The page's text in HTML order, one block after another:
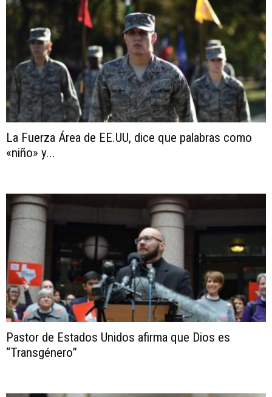
La Fuerza Área de EE.UU, dice que palabras como
«niño» y...
Pastor de Estados Unidos afirma que Dios es
“Transgénero”